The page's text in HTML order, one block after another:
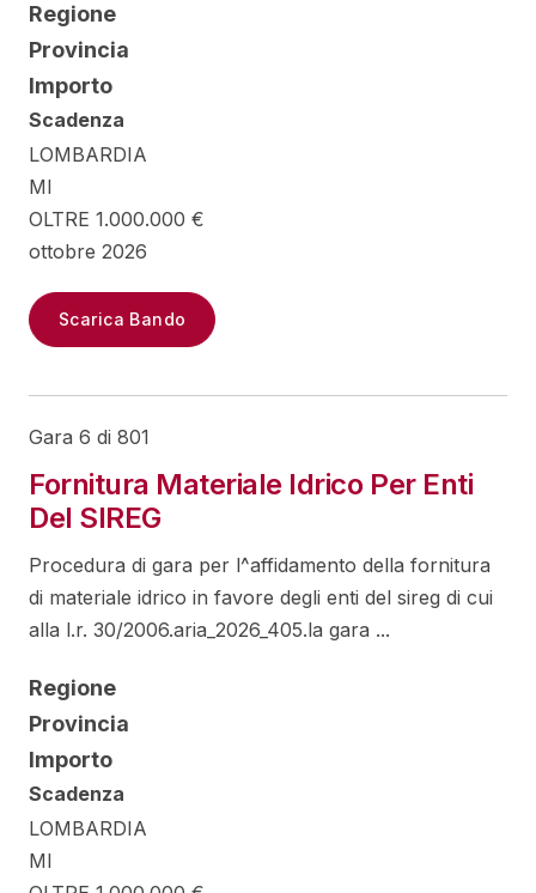
Regione
Provincia
Importo
Scadenza
LOMBARDIA
MI
OLTRE 1.000.000 €
ottobre 2026
Scarica Bando
Gara 6 di 801
Fornitura Materiale Idrico Per Enti
Del SIREG
Procedura di gara per l^affidamento della fornitura
di materiale idrico in favore degli enti del sireg di cui
alla l.r. 30/2006.aria_2026_405.la gara ...
Regione
Provincia
Importo
Scadenza
LOMBARDIA
MI